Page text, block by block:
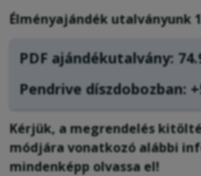
Élményajándék utalványunk
PDF ajándékutalvány:
Pendrive díszdobozban:
Kérjük, a megrendelés
módjára vonatkozó alábbi
mindenképp olvassa el!